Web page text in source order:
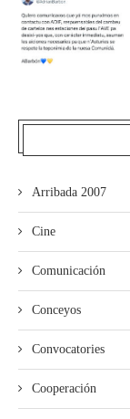
Arribada 2007
Cine
Comunicación
Conceyos
Convocatories
Cooperación